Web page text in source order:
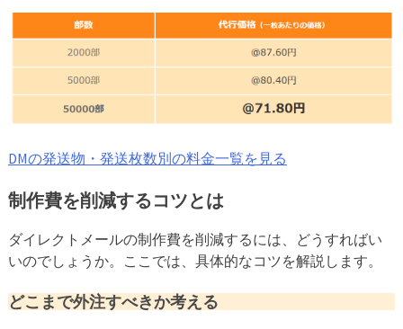
DMの発送物・発送枚数別の料金一覧を見る
制作費を削減するコツとは
ダイレクトメールの制作費を削減するには、どうすればい
いのでしょうか。ここでは、具体的なコツを解説します。
どこまで外注すべきか考える